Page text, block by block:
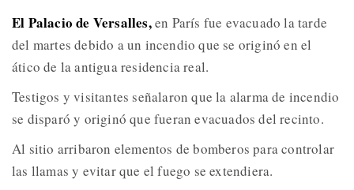
El Palacio de Versalles,en París fue evacuado la tarde
del martes debido a un incendio que se originó en el
ático de la antigua residencia real.
Testigos y visitantes señalaron que la alarma de incendio
se disparó y originó que fueran evacuados del recinto.
Al sitio arribaron elementos de bomberos para controlar
las llamas y evitar que el fuego se extendiera.